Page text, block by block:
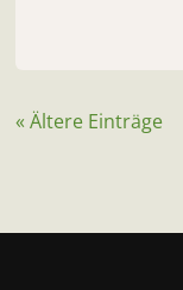
« Ältere Einträge